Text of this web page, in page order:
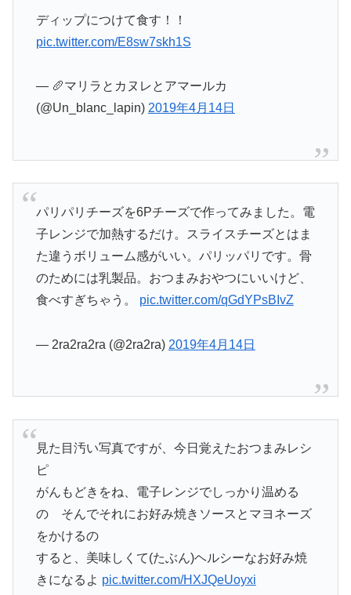
ディップにつけて食す！！
pic.twitter.com/E8sw7skh1S
— 🥖マリラとカヌレとアマールカ
(@Un_blanc_lapin) 2019年4月14日
パリパリチーズを6Pチーズで作ってみました。電
子レンジで加熱するだけ。スライスチーズとはま
た違うボリューム感がいい。パリッパリです。骨
のためには乳製品。おつまみおやつにいいけど、
食べすぎちゃう。 pic.twitter.com/qGdYPsBIvZ
— 2ra2ra2ra (@2ra2ra) 2019年4月14日
見た目汚い写真ですが、今日覚えたおつまみレシ
ピ
がんもどきをね、電子レンジでしっかり温める
の そんでそれにお好み焼きソースとマヨネーズ
をかけるの
すると、美味しくて(たぶん)ヘルシーなお好み焼
きになるよ pic.twitter.com/HXJQeUoyxi